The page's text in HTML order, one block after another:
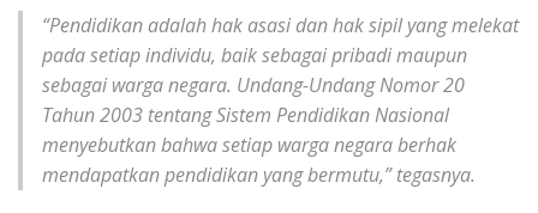
“Pendidikan adalah hak asasi dan hak sipil yang melekat
pada setiap individu, baik sebagai pribadi maupun
sebagai warga negara. Undang-Undang Nomor 20
Tahun 2003 tentang Sistem Pendidikan Nasional
menyebutkan bahwa setiap warga negara berhak
mendapatkan pendidikan yang bermutu,” tegasnya.